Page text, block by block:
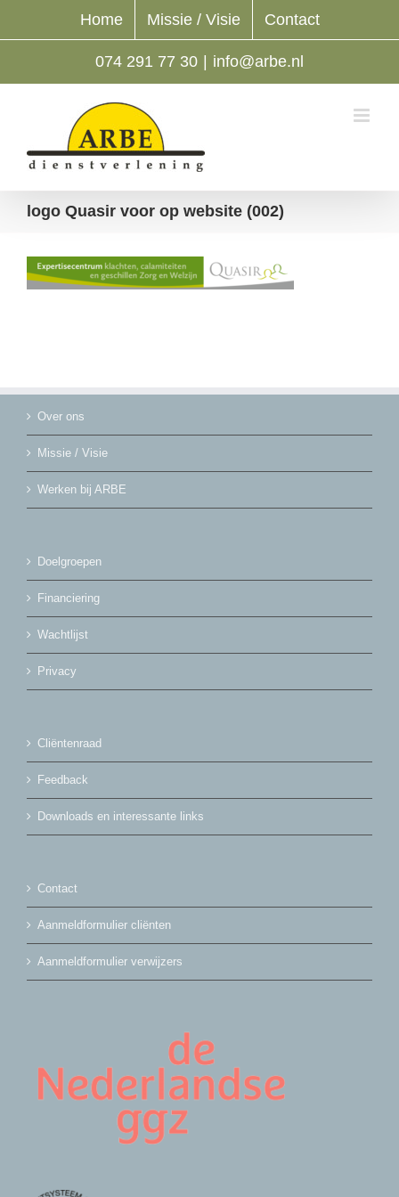
inhoud
Home Missie / Visie Contact
074 291 77 30 | info@arbe.nl
logo Quasir voor op website (002)
Over ons
Missie / Visie
Werken bij ARBE
Doelgroepen
Financiering
Wachtlijst
Privacy
Cliëntenraad
Feedback
Downloads en interessante links
Contact
Aanmeldformulier cliënten
Aanmeldformulier verwijzers